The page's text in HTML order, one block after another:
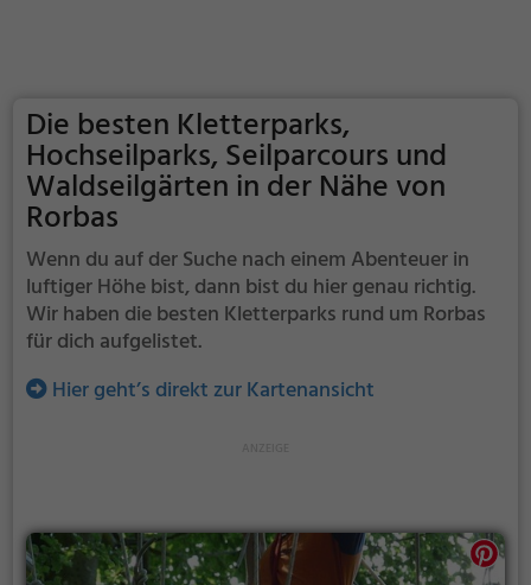
Die besten Kletterparks,
Hochseilparks, Seilparcours und
Waldseilgärten in der Nähe von
Rorbas
Wenn du auf der Suche nach einem Abenteuer in
luftiger Höhe bist, dann bist du hier genau richtig.
Wir haben die besten Kletterparks rund um Rorbas
für dich aufgelistet.
Hier geht’s direkt zur Kartenansicht